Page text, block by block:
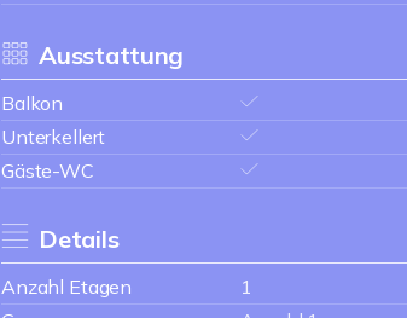
Ausstattung
Balkon
Unterkellert
Gäste-WC
Details
Anzahl Etagen 1